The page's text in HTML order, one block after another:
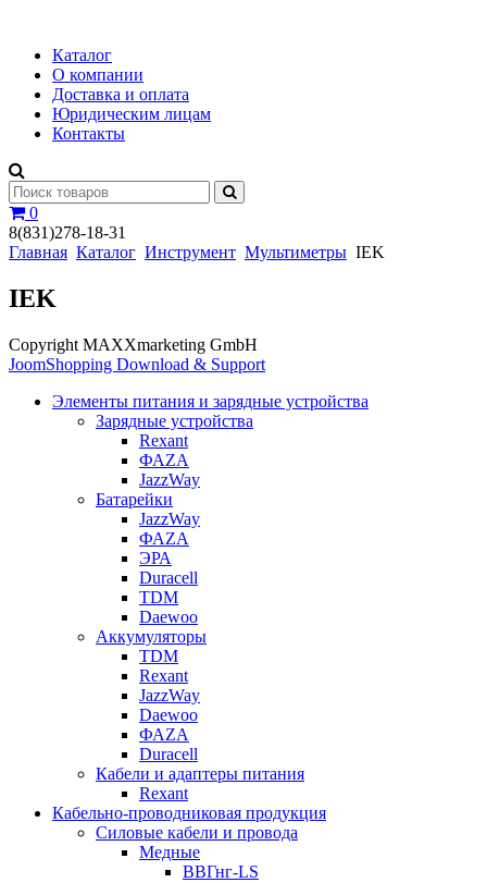
Каталог
О компании
Доставка и оплата
Юридическим лицам
Контакты
0
8(831)278-18-31
Главная Каталог Инструмент Мультиметры IEK
IEK
Copyright MAXXmarketing GmbH
JoomShopping Download & Support
Элементы питания и зарядные устройства
Зарядные устройства
Rexant
ФАZА
JazzWay
Батарейки
JazzWay
ФАZА
ЭРА
Duracell
TDM
Daewoo
Аккумуляторы
TDM
Rexant
JazzWay
Daewoo
ФАZА
Duracell
Кабели и адаптеры питания
Rexant
Кабельно-проводниковая продукция
Силовые кабели и провода
Медные
ВВГнг-LS